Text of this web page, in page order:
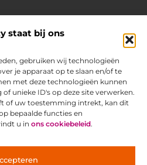
staat bij ons
gebruiken wij technologieën
je apparaat op te slaan en/of te
met deze technologieën kunnen
unieke ID's op deze site verwerken.
of uw toestemming intrekt, kan dit
bepaalde functies en
u in ons cookiebeleid.
en praktische tips
aan blogs en artikelen die je
bruikbare adviezen, slimme
perspectieven om het beste uit